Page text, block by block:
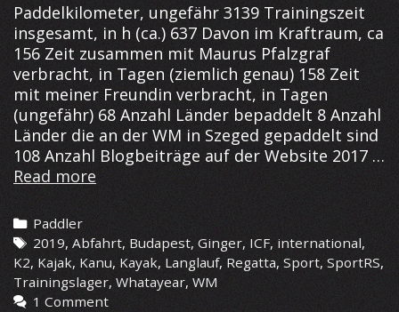
Paddelkilometer, ungefähr 3139 Trainingszeit
insgesamt, in h (ca.) 637 Davon im Kraftraum, ca
156 Zeit zusammen mit Maurus Pfalzgraf
verbracht, in Tagen (ziemlich genau) 158 Zeit
mit meiner Freundin verbracht, in Tagen
(ungefähr) 68 Anzahl Länder bepaddelt 8 Anzahl
Länder die an der WM in Szeged gepaddelt sind
108 Anzahl Blogbeiträge auf der Website 2017 …
Read more Die
Saison
2019
in
Zahlen
Categories
Paddler
Tags
2019,Abfahrt, Budapest,Ginger, ICF, international,
K2, Kajak, Kanu, Kayak, Langlauf, Regatta,Sport, SportRS,
Trainingslager, Whatayear, WM
1 Comment